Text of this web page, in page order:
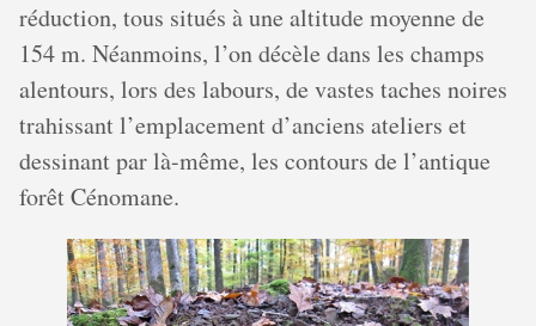
réduction, tous situés à une altitude moyenne de
154 m. Néanmoins, l’on décèle dans les champs
alentours, lors des labours, de vastes taches noires
trahissant l’emplacement d’anciens ateliers et
dessinant par là-même, les contours de l’antique
forêt Cénomane.